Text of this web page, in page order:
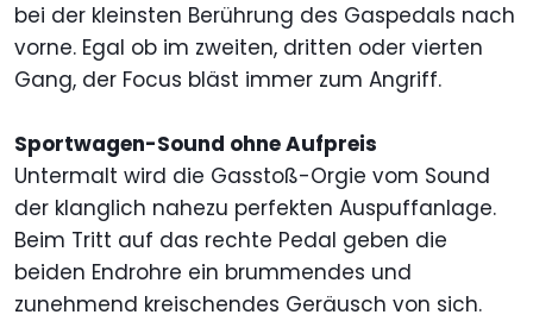
bei der kleinsten Berührung des Gaspedals nach
vorne. Egal ob im zweiten, dritten oder vierten
Gang, der Focus bläst immer zum Angriff.
Sportwagen-Sound ohne Aufpreis
Untermalt wird die Gasstoß-Orgie vom Sound
der klanglich nahezu perfekten Auspuffanlage.
Beim Tritt auf das rechte Pedal geben die
beiden Endrohre ein brummendes und
zunehmend kreischendes Geräusch von sich.